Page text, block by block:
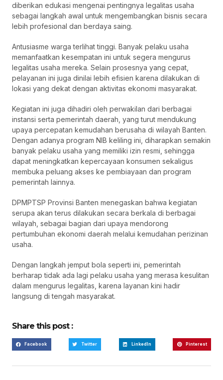
diberikan edukasi mengenai pentingnya legalitas usaha
sebagai langkah awal untuk mengembangkan bisnis secara
lebih profesional dan berdaya saing.
Antusiasme warga terlihat tinggi. Banyak pelaku usaha
memanfaatkan kesempatan ini untuk segera mengurus
legalitas usaha mereka. Selain prosesnya yang cepat,
pelayanan ini juga dinilai lebih efisien karena dilakukan di
lokasi yang dekat dengan aktivitas ekonomi masyarakat.
Kegiatan ini juga dihadiri oleh perwakilan dari berbagai
instansi serta pemerintah daerah, yang turut mendukung
upaya percepatan kemudahan berusaha di wilayah Banten.
Dengan adanya program NIB keliling ini, diharapkan semakin
banyak pelaku usaha yang memiliki izin resmi, sehingga
dapat meningkatkan kepercayaan konsumen sekaligus
membuka peluang akses ke pembiayaan dan program
pemerintah lainnya.
DPMPTSP Provinsi Banten menegaskan bahwa kegiatan
serupa akan terus dilakukan secara berkala di berbagai
wilayah, sebagai bagian dari upaya mendorong
pertumbuhan ekonomi daerah melalui kemudahan perizinan
usaha.
Dengan langkah jemput bola seperti ini, pemerintah
berharap tidak ada lagi pelaku usaha yang merasa kesulitan
dalam mengurus legalitas, karena layanan kini hadir
langsung di tengah masyarakat.
Share this post :
Facebook Twitter LinkedIn Pinterest